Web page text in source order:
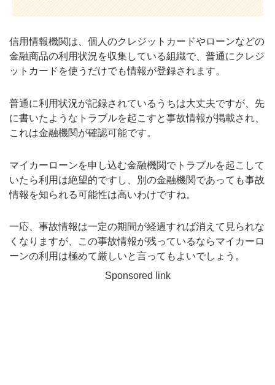
信用情報機関は、個人のクレジットカードやローンなどの
金融商品の利用状況を収集している組織で、普通にクレジ
ットカードを使うだけでも情報が登録されます。
普通に利用状況が記録されているうちは大丈夫ですが、先
に書いたようなトラブルを起こすと事故情報が掲載され、
これは金融機関が確認可能です。
マイカーローンを申し込む金融機関でトラブルを起こして
いたら利用は絶望的ですし、別の金融機関であっても事故
情報を知られる可能性は高いわけですね。
一応、事故情報は一定の期間が経過すれば消えて見られな
くなりますが、この事故情報が残っているならマイカーロ
ーンの利用は極めて厳しいと言ってもよいでしょう。
Sponsored link